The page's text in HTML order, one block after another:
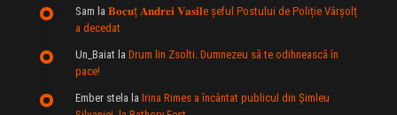
Sam la 𝐁𝐨𝐜𝐮ț 𝐀𝐧𝐝𝐫𝐞𝐢 𝐕𝐚𝐬𝐢𝐥e şeful Postului de Poliție Vârșolț
a decedat
Un_Baiat la Drum lin Zsolti. Dumnezeu sã te odihneascã în
pace!
Ember stela la Irina Rimes a încântat publicul din Şimleu